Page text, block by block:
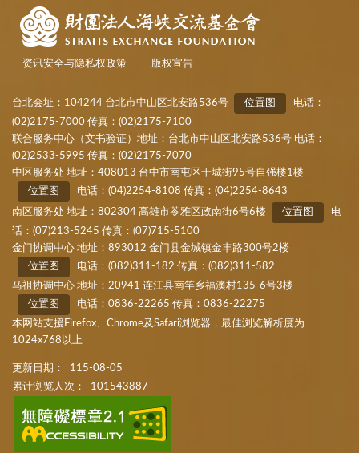
资讯安全与隐私权政策 版权宣告
台北会址：104244 台北市中山区北安路536号 位置图
电话：
(02)2175-7000 传真：(02)2175-7100
联合服务中心（文书验证）地址：台北市中山区北安路536号 电话：
(02)2533-5995 传真：(02)2175-7070
中区服务处 地址：408013 台中市南屯区干城街95号自强楼1楼
位置图
电话：(04)2254-8108 传真：(04)2254-8643
南区服务处 地址：802304 高雄市苓雅区政南街6号6楼
位置图
电
话：(07)213-5245 传真：(07)715-5100
金门协调中心 地址：893012 金门县金城镇金丰路300号2楼
位置图
电话：(082)311-182 传真：(082)311-582
马祖协调中心 地址：20941 连江县南竿乡福澳村135-6号3楼
位置图
电话：0836-22265 传真：0836-22275
本网站支援Firefox、Chrome及Safari浏览器，最佳浏览解析度为
1024x768以上
更新日期：
115-08-05
累计浏览人次：
101543887